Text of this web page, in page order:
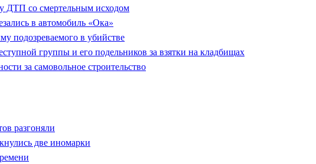
ДТП со смертельным исходом
в автомобиль «Ока»
подозреваемого в убийстве
группы и его подельников за взятки на кладбищах
за самовольное строительство
разгоняли
две иномарки